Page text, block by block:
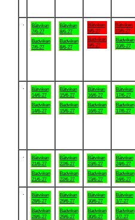
Båtviken
7/6-27
Badviken
7/6-27
Båtviken
8/6-27
Badviken
8/6-27
Båtviken
9/6-27
Badviken
9/6-27
Båtviken
10/6-27
Badviken
10/6-27
Båtviken
14/6-27
Badviken
14/6-27
Båtviken
15/6-27
Badviken
15/6-27
Båtviken
16/6-27
Badviken
16/6-27
Båtviken
17/6-27
Badviken
17/6-27
Båtviken
21/6-27
Badviken
21/6-27
Båtviken
22/6-27
Badviken
22/6-27
Båtviken
23/6-27
Badviken
23/6-27
Båtviken
24/6-27
Badviken
24/6-27
Båtviken
28/6-27
Badviken
28/6-27
Båtviken
29/6-27
Badviken
29/6-27
Båtviken
30/6-27
Badviken
30/6-27
Båtviken
1/7-27
Badviken
1/7-27